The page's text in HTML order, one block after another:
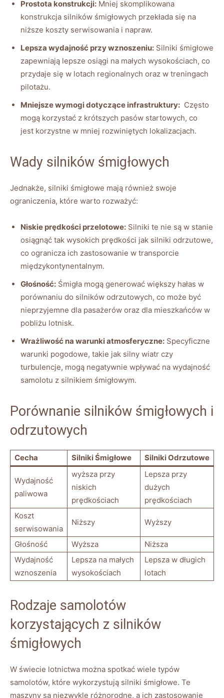
Prostota ​konstrukcji: Mniej skomplikowana
konstrukcja silników śmigłowych przekłada się ​na⁢
niższe koszty‍ serwisowania i⁣ napraw.
Lepsza wydajność przy‍ wznoszeniu: Silniki⁢ śmigłowe
zapewniają lepsze osiągi‍ na​ małych wysokościach, co
przydaje się w lotach regionalnych oraz‍ w treningach
⁣pilotażu.
Mniejsze wymogi dotyczące infrastruktury: ⁣ Często
‍mogą​ korzystać z ‍krótszych ‌pasów startowych, ‍co
⁢jest ⁢korzystne w mniej rozwiniętych lokalizacjach.
Wady silników⁣ śmigłowych
Jednakże, silniki‍ śmigłowe mają również swoje‍
ograniczenia, które warto​ rozważyć:
Niskie prędkości przelotowe: Silniki ⁢te ​nie są‌ w stanie
osiągnąć⁢ tak wysokich prędkości jak silniki odrzutowe,
co ogranicza ich ‌zastosowanie w transporcie
międzykontynentalnym.
Głośność: Śmigła mogą⁤ generować większy ​hałas w
⁢porównaniu ‌do silników ‍odrzutowych, co może być
nieprzyjemne dla pasażerów‌ oraz dla mieszkańców w
‌pobliżu lotnisk.
Wrażliwość ‌na ​warunki atmosferyczne: Specyficzne
warunki pogodowe, takie jak silny‍ wiatr czy
turbulencje,⁤ mogą ⁤negatywnie wpływać na‍ wydajność
samolotu z silnikiem śmigłowym.
Porównanie silników śmigłowych i
odrzutowych
Cecha Silniki Śmigłowe Silniki Odrzutowe
Wydajność ​
paliwowa
wyższa przy
niskich
‍prędkościach
Lepsza ​przy
dużych
prędkościach
Koszt
serwisowania
Niższy Wyższy
Głośność Wyższa
Niższa
Wydajność⁤
wznoszenia
Lepsza na małych
wysokościach
Lepsza w długich ​
lotach
Rodzaje ​samolotów⁢
korzystających‌ z silników
śmigłowych
W świecie lotnictwa ‌można spotkać ⁤wiele⁣ typów‌
samolotów,⁣ które‌ wykorzystują silniki ⁢śmigłowe.⁣ Te
maszyny są niezwykle różnorodne, a ich ‍zastosowanie